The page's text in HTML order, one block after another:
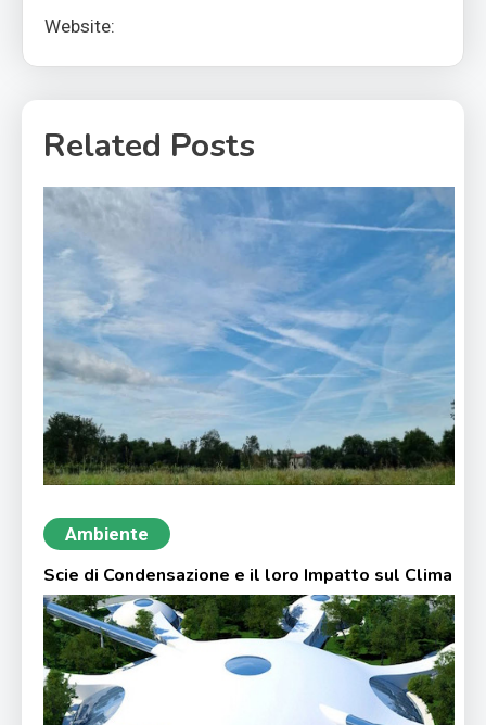
Website:
Related Posts
Ambiente
Scie di Condensazione e il loro Impatto sul Clima